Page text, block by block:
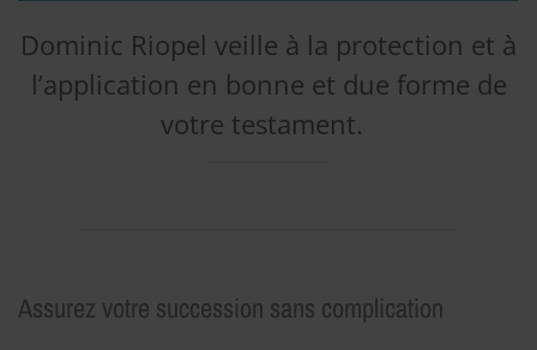
Dominic Riopel veille à la protection et à
l’application en bonne et due forme de
votre testament.
Assurez votre succession sans complication